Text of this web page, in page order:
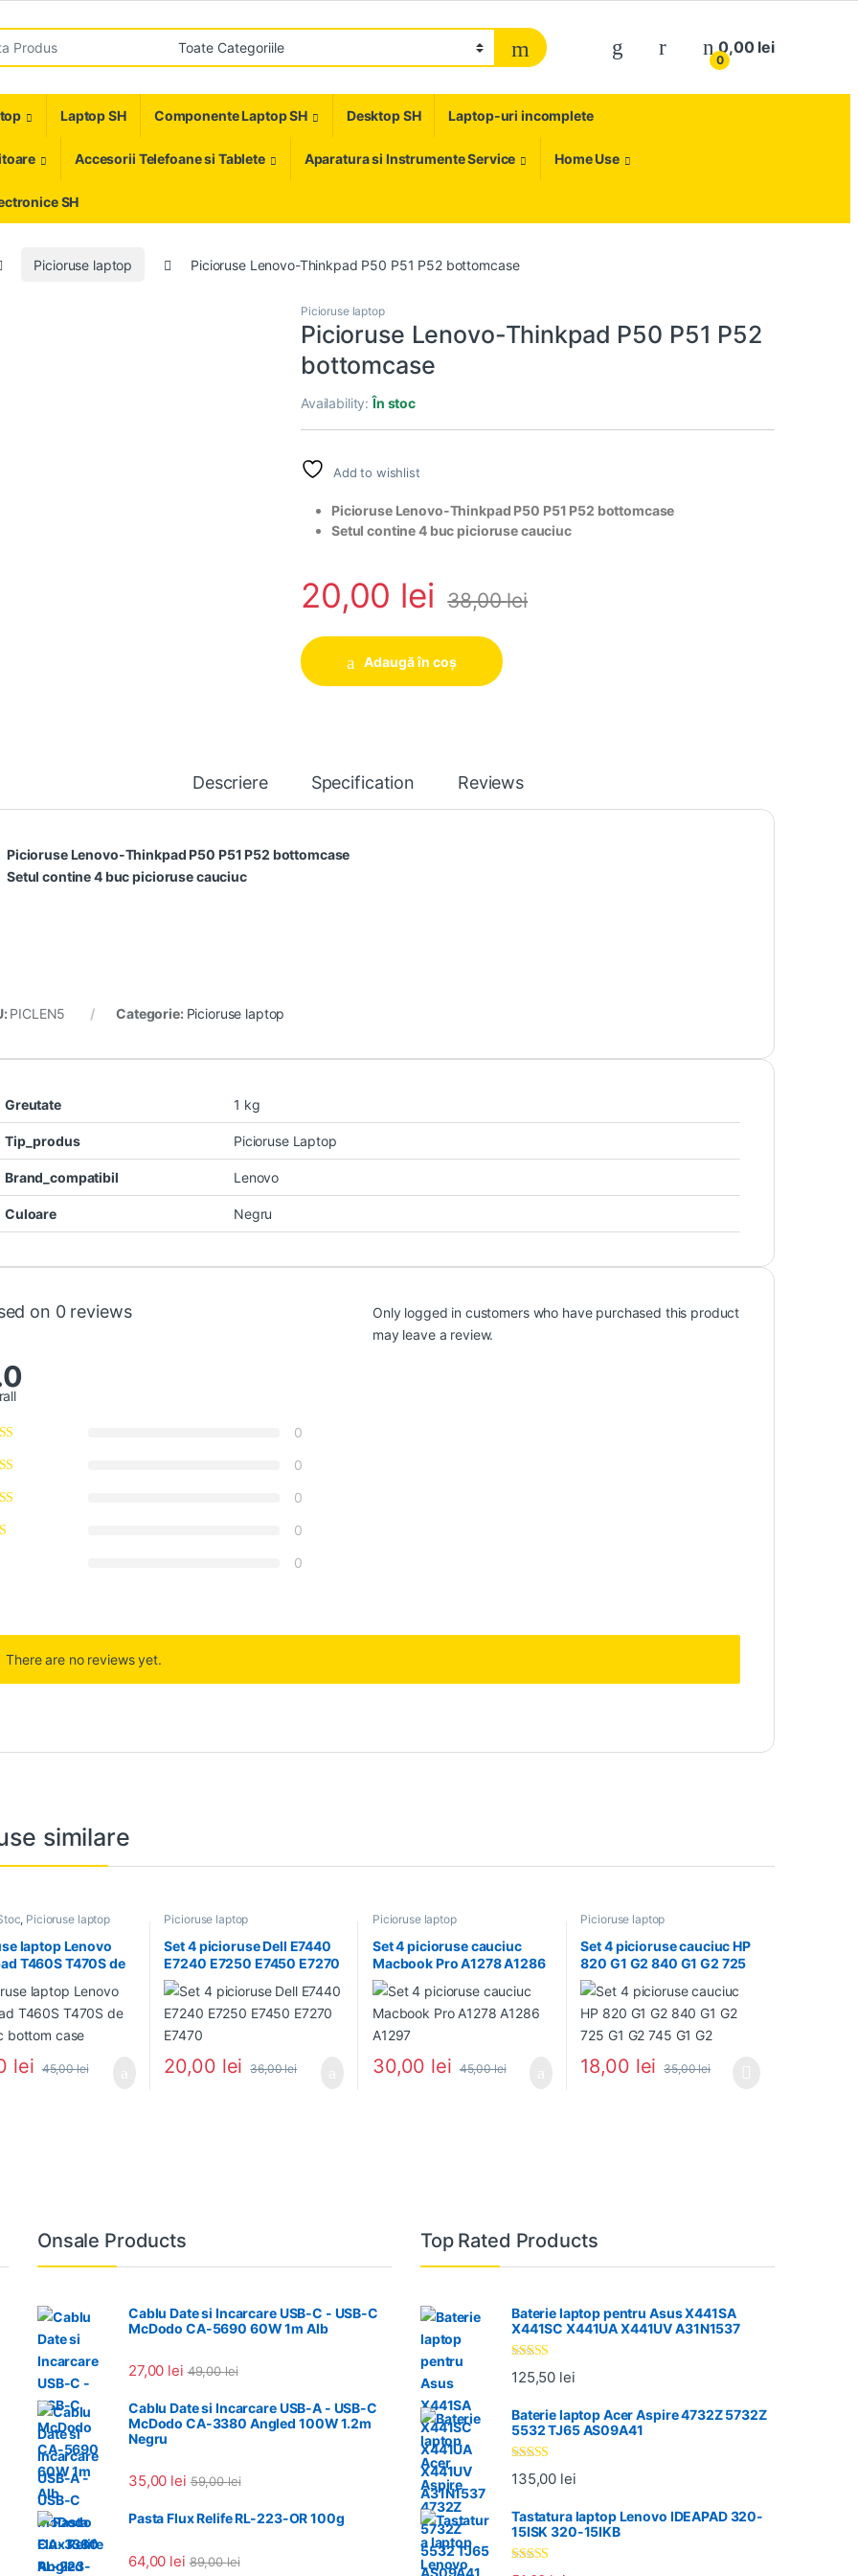
My Account
0
0,00 lei
Laptop SH Componente Laptop SH Desktop SH Laptop-uri incomplete
Accesorii Telefoane si Tablete Aparatura si Instrumente Service Home Use
SH
Picioruse laptop Picioruse Lenovo-Thinkpad P50 P51 P52 bottomcase
Picioruse laptop
Picioruse Lenovo-Thinkpad P50 P51 P52
bottomcase
Availability:În stoc
Add to wishlist
Picioruse Lenovo-Thinkpad P50 P51 P52 bottomcase
Setul contine 4 buc picioruse cauciuc
20,00 lei 38,00lei
Adaugă în coș
Descriere Specification Reviews
Picioruse Lenovo-Thinkpad P50 P51 P52 bottomcase
Setul contine 4 buc picioruse cauciuc
PICLEN5 Categorie: Picioruse laptop
Greutate 1 kg
Tip_produs Picioruse Laptop
Brand_compatibil Lenovo
Culoare Negru
on 0 reviews
0
0
0
0
0
Only logged in customers who have purchased this product
may leave a review.
There are no reviews yet.
similare
, Picioruse laptop
laptop Lenovo
T460S T470S de
lei 45,00lei
Picioruse laptop
Set 4 picioruse Dell E7440
E7240 E7250 E7450 E7270
E7470
20,00 lei 36,00lei
Picioruse laptop
Set 4 picioruse cauciuc
Macbook Pro A1278 A1286
A1297
30,00 lei 45,00lei
Picioruse laptop
Set 4 picioruse cauciuc HP
820 G1 G2 840 G1 G2 725
G1 G2 745 G1 G2
18,00 lei 35,00lei
Onsale Products
Cablu Date si Incarcare USB-C - USB-C
McDodo CA-5690 60W 1m Alb
27,00 lei 49,00lei
Cablu Date si Incarcare USB-A - USB-C
McDodo CA-3380 Angled 100W 1.2m
Negru
35,00 lei 59,00lei
Pasta Flux Relife RL-223-OR 100g
64,00 lei 89,00lei
Top Rated Products
Baterie laptop pentru Asus X441SA
X441SC X441UA X441UV A31N1537
Evaluat la
5.00din 5
125,50 lei
Baterie laptop Acer Aspire 4732Z 5732Z
5532 TJ65 AS09A41
Evaluat la
5.00din 5
135,00 lei
Tastatura laptop Lenovo IDEAPAD 320-
15ISK 320-15IKB